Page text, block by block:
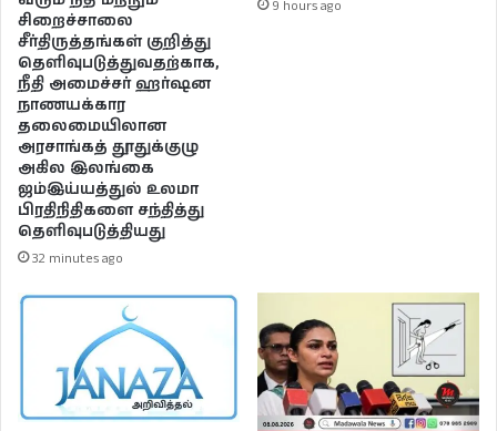
சிறைச்சாலை
சீர்திருத்தங்கள் குறித்து
தெளிவுபடுத்துவதற்காக,
நீதி அமைச்சர் ஹர்ஷன
நாணயக்கார
தலைமையிலான
அரசாங்கத் தூதுக்குழு
அகில இலங்கை
ஜம்இய்யத்துல் உலமா
பிரதிநிதிகளை சந்தித்து
தெளிவுபடுத்தியது
32 minutes ago
9 hours ago